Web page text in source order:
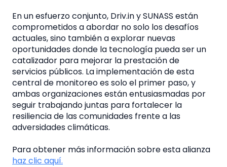
En un esfuerzo conjunto, Driv.in y SUNASS están
comprometidos a abordar no solo los desafíos
actuales, sino también a explorar nuevas
oportunidades donde la tecnología pueda ser un
catalizador para mejorar la prestación de
servicios públicos. La implementación de esta
central de monitoreo es solo el primer paso, y
ambas organizaciones están entusiasmadas por
seguir trabajando juntas para fortalecer la
resiliencia de las comunidades frente a las
adversidades climáticas.
Para obtener más información sobre esta alianza
haz clic aquí.